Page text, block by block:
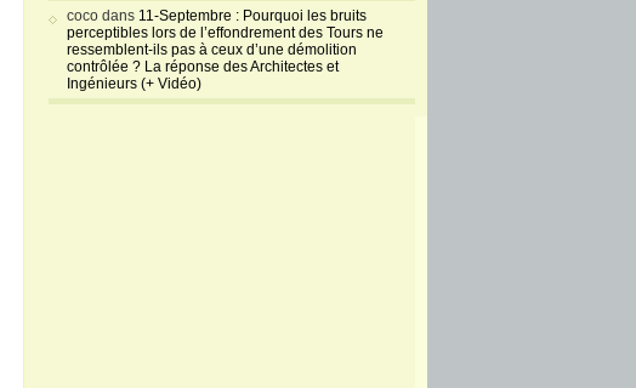
coco dans 11-Septembre : Pourquoi les bruits
perceptibles lors de l’effondrement des Tours ne
ressemblent-ils pas à ceux d’une démolition
contrôlée ? La réponse des Architectes et
Ingénieurs (+ Vidéo)